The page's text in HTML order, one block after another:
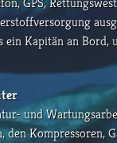
ein Kapitän an
und
den Kompressoren,